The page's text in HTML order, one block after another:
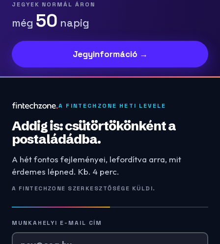
JEGYEK NORMÁL ÁRON
még 50 napig
Jegyinformáció →
A FINTECHZONE HETI LEVELE
Addig is: csütörtökönként a
postaládádba.
A hét fontos fejleményei, lefordítva arra, mit
érdemes lépned. Kb. 4 perc.
A FINTECHZONE SZERKESZTŐSÉGE KÜLDI.
MUNKAHELYI E-MAIL CÍM